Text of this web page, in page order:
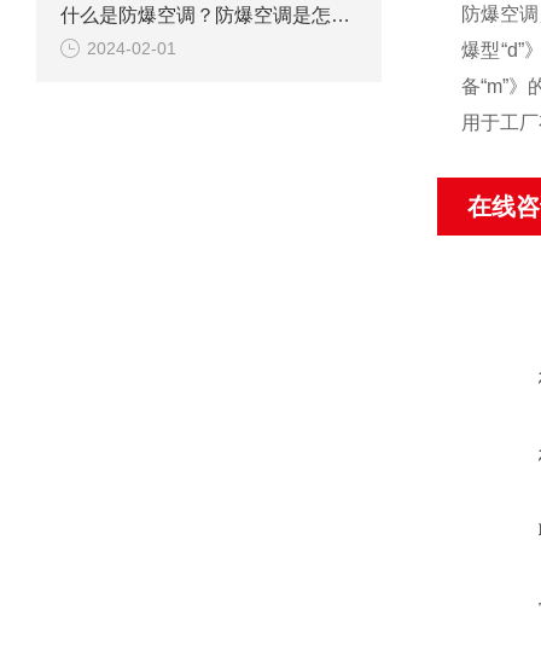
什么是防爆空调？防爆空调是怎么防爆的？
2024-02-01
防爆空
爆型“d”
备“m”》
用于工
在线